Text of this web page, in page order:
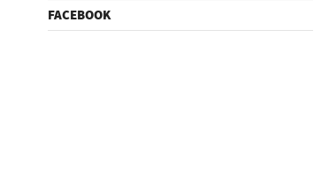
FACEBOOK